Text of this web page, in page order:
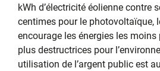
kWh d’électricité éolienne contre
centimes pour le photovoltaïque,
encourage les énergies les
plus destructrices pour
utilisation de l’argent public est